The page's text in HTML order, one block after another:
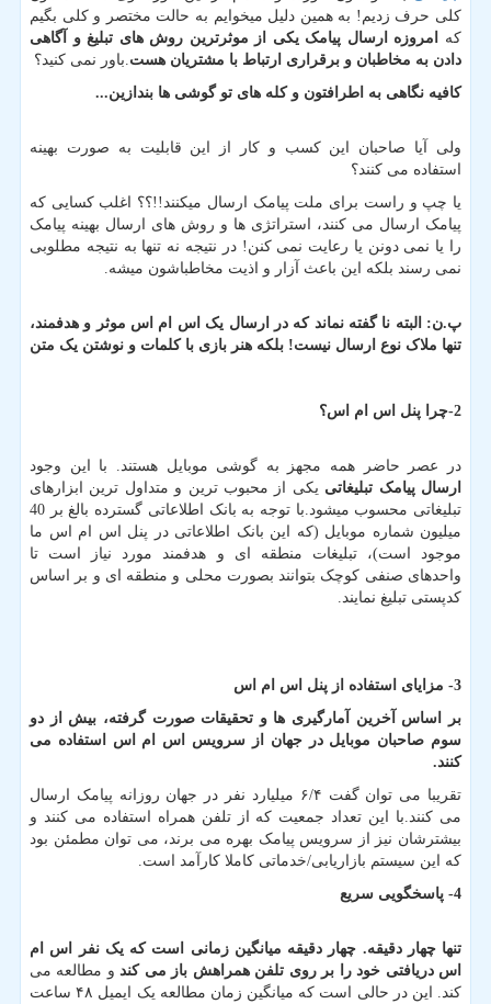
کلی حرف زدیم! به همین دلیل میخوایم به حالت مختصر و کلی بگیم
که
امروزه ارسال پیامک یکی از موثرترین روش های تبلیغ و آگاهی
دادن به مخاطبان و برقراری ارتباط با مشتریان هست .باور نمی کنید؟
کافیه نگاهی به اطرافتون و کله های تو گوشی ها بندازین...
ولی آیا صاحبان این کسب و کار از این قابلیت به صورت بهینه
استفاده می کنند؟
یا چپ و راست برای ملت پیامک ارسال میکنند!!؟؟ اغلب کسایی که
پیامک ارسال می کنند، استراتژی ها و روش های ارسال بهینه پیامک
را یا نمی دونن یا رعایت نمی کنن! در نتیجه نه تنها به نتیجه مطلوبی
نمی رسند بلکه این باعث آزار و اذیت مخاطباشون میشه.
پ.ن: البته نا گفته نماند که در ارسال یک اس ام اس موثر و هدفمند،
تنها ملاک نوع ارسال نیست! بلکه هنر بازی با کلمات و نوشتن یک متن
2-چرا پنل اس ام اس؟
در عصر حاضر همه مجهز به گوشی موبایل هستند. با این وجود
ارسال پیامک تبلیغاتی یکی از محبوب ترین و متداول ترین ابزارهای
تبلیغاتی محسوب میشود.
با توجه به بانک اطلاعاتی گسترده بالغ بر 40
میلیون شماره موبایل (که این بانک اطلاعاتی در پنل اس ام اس ما
موجود است)، تبلیغات منطقه ای و هدفمند مورد نیاز است تا
واحدهای صنفی کوچک بتوانند بصورت محلی و منطقه ای و بر اساس
کدپستی تبلیغ نمایند
3- مزایای استفاده از پنل اس ام اس
بر اساس آخرین آمارگیری ها و تحقیقات صورت گرفته، بیش از دو
سوم صاحبان موبایل در جهان از سرویس اس ام اس استفاده می
کنند.
تقریبا می توان گفت ۶/۴ میلیارد نفر در جهان روزانه پیامک ارسال
می کنند.با این تعداد جمعیت که از تلفن همراه استفاده می کنند و
بیشترشان نیز از سرویس پیامک بهره می برند، می توان مطمئن بود
که این سیستم بازاریابی/خدماتی کاملا کارآمد است.
4- پاسخگویی سریع
تنها چهار دقیقه. چهار دقیقه میانگین زمانی است که یک نفر اس ام
اس دریافتی خود را بر روی تلفن همراهش باز می کندو مطالعه می
کند. این در حالی است که میانگین زمان مطالعه یک ایمیل ۴۸ ساعت